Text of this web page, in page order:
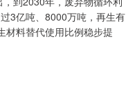
3亿吨、8000万吨，再生有
材料替代使用比例稳步提